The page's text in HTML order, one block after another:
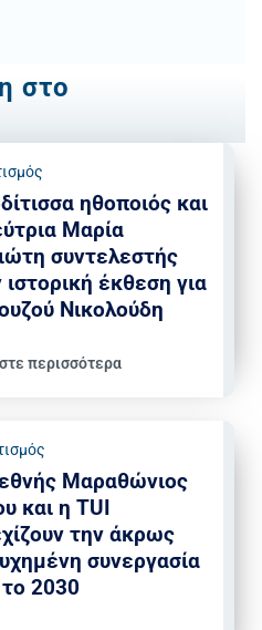
στο
ηθοποιός και
Μαρία
συντελεστής
ιστορική έκθεση για
Νικολούδη
περισσότερα
Μαραθώνιος
και η TUI
την άκρως
συνεργασία
2030